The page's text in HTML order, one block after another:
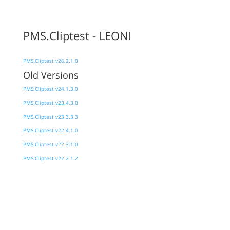
PMS.Cliptest - LEONI
PMS.Cliptest v26.2.1.0
Old Versions
PMS.Cliptest v24.1.3.0
PMS.Cliptest v23.4.3.0
PMS.Cliptest v23.3.3.3
PMS.Cliptest v22.4.1.0
PMS.Cliptest v22.3.1.0
PMS.Cliptest v22.2.1.2